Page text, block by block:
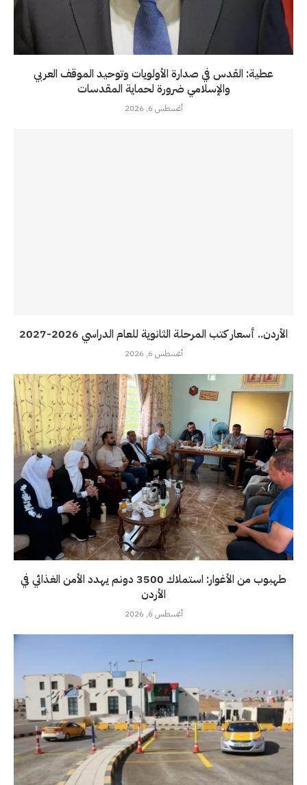
عطية: القدس في صدارة الأولويات وتوحيد الموقف العربي
والإسلامي ضرورة لحماية المقدسات
أغسطس 6, 2026
الأردن.. أسعار كتب المرحلة الثانوية للعام الدراسي 2026-2027
أغسطس 6, 2026
طهبوب من الأغوار: استملاك 3500 دونم يهدد الأمن الغذائي في
الأردن
أغسطس 6, 2026